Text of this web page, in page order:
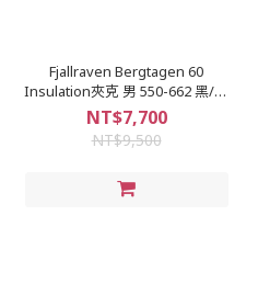
Fjallraven Bergtagen 60
Insulation夾克 男 550-662 黑/深
森綠 #12500165
NT$7,700
NT$9,500